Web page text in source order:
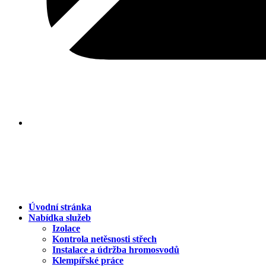
Úvodní stránka
Nabídka služeb
Izolace
Kontrola netěsnosti střech
Instalace a údržba hromosvodů
Klempířské práce